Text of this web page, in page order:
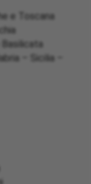
e Toscana
Basilicata
– Sicilia –